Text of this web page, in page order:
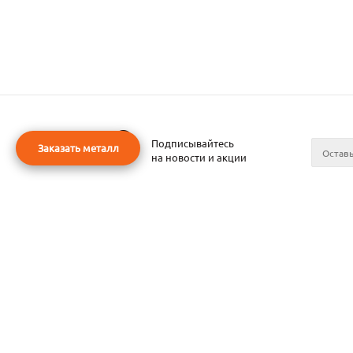
Подписывайтесь
на новости и акции
Заказать металл